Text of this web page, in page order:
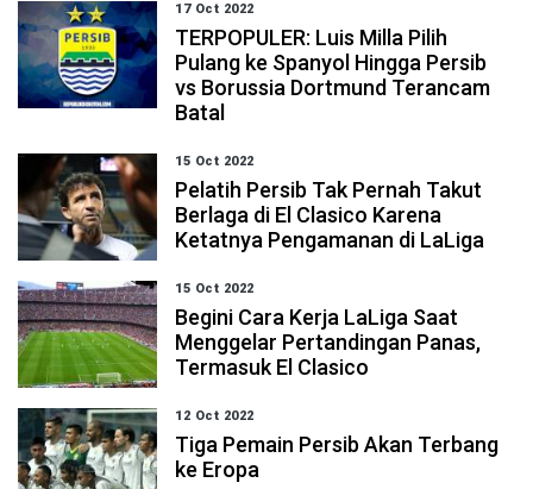
17 Oct 2022
TERPOPULER: Luis Milla Pilih
Pulang ke Spanyol Hingga Persib
vs Borussia Dortmund Terancam
Batal
15 Oct 2022
Pelatih Persib Tak Pernah Takut
Berlaga di El Clasico Karena
Ketatnya Pengamanan di LaLiga
15 Oct 2022
Begini Cara Kerja LaLiga Saat
Menggelar Pertandingan Panas,
Termasuk El Clasico
12 Oct 2022
Tiga Pemain Persib Akan Terbang
ke Eropa